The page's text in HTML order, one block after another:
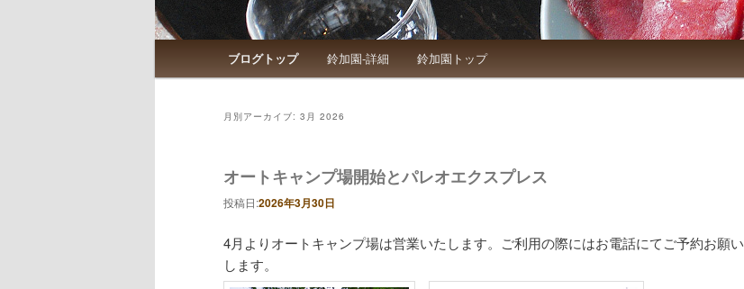
メインメニュー
メインコンテンツへ移動
サブコンテンツへ移動
ブログトップ 鈴加園-詳細 鈴加園トップ
月別アーカイブ: 3月 2026
オートキャンプ場開始とパレオエクスプレス
投稿日:2026年3月30日
4月よりオートキャンプ場は営業いたします。ご利用の際にはお電話にてご予約お願い
します。